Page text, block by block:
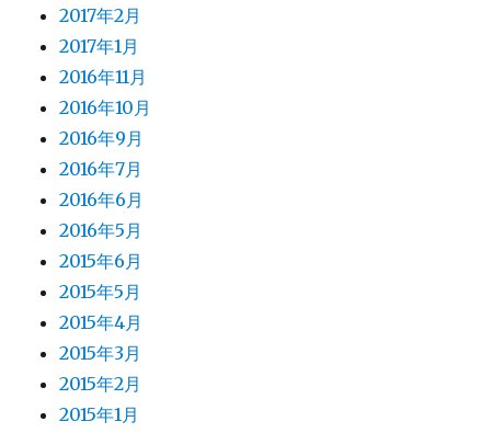
2017年2月
2017年1月
2016年11月
2016年10月
2016年9月
2016年7月
2016年6月
2016年5月
2015年6月
2015年5月
2015年4月
2015年3月
2015年2月
2015年1月